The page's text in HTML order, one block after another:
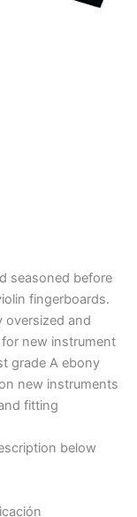
seasoned before
fingerboards.
oversized and
new instrument
grade A ebony
new instruments
fitting
below